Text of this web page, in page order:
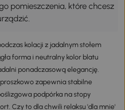
pomieszczenia, które chcesz
kolacji z jadalnym stołem
forma i neutralny kolor blatu
ponadczasową elegancję.
zapewnia stabilne
podpórka na stopy
Czy to dla chwili relaksu 'dla mnie'